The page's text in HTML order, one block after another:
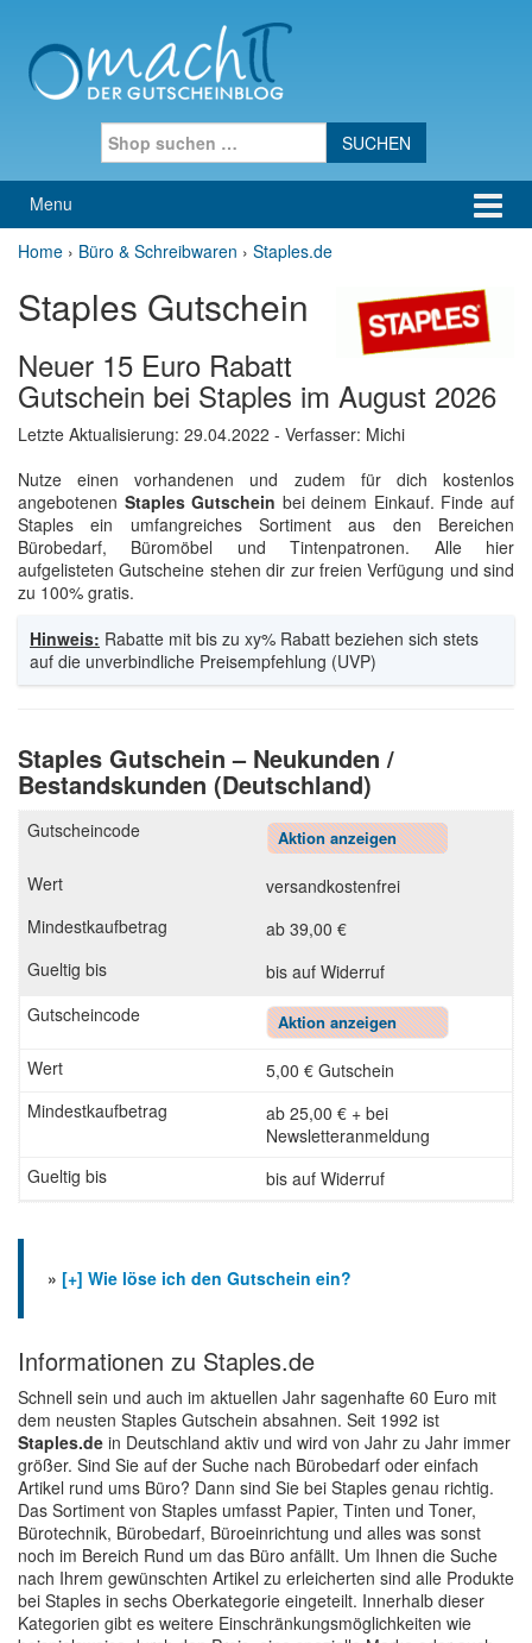
Menu
Home › Büro & Schreibwaren › Staples.de
Staples Gutschein
Neuer 15 Euro Rabatt
Gutschein bei Staples im August 2026
Letzte Aktualisierung: 29.04.2022 - Verfasser: Michi
Nutze einen vorhandenen und zudem für dich kostenlos
angebotenen Staples Gutschein bei deinem Einkauf. Finde auf
Staples ein umfangreiches Sortiment aus den Bereichen
Bürobedarf, Büromöbel und Tintenpatronen. Alle hier
aufgelisteten Gutscheine stehen dir zur freien Verfügung und sind
zu 100% gratis.
Hinweis: Rabatte mit bis zu xy% Rabatt beziehen sich stets
auf die unverbindliche Preisempfehlung (UVP)
Staples Gutschein – Neukunden /
Bestandskunden (Deutschland)
Aktion anzeigen
versandkostenfrei
ab 39,00 €
bis auf Widerruf
Aktion anzeigen
5,00 € Gutschein
ab 25,00 € + bei
Newsletteranmeldung
bis auf Widerruf
» [+] Wie löse ich den Gutschein ein?
Informationen zu Staples.de
Schnell sein und auch im aktuellen Jahr sagenhafte 60 Euro mit
dem neusten Staples Gutschein absahnen. Seit 1992 ist
Staples.de in Deutschland aktiv und wird von Jahr zu Jahr immer
größer. Sind Sie auf der Suche nach Bürobedarf oder einfach
Artikel rund ums Büro? Dann sind Sie bei Staples genau richtig.
Das Sortiment von Staples umfasst Papier, Tinten und Toner,
Bürotechnik, Bürobedarf, Büroeinrichtung und alles was sonst
noch im Bereich Rund um das Büro anfällt. Um Ihnen die Suche
nach Ihrem gewünschten Artikel zu erleicherten sind alle Produkte
bei Staples in sechs Oberkategorie eingeteilt. Innerhalb dieser
Kategorien gibt es weitere Einschränkungsmöglichkeiten wie